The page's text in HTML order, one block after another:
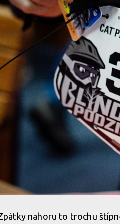
nahoru to trochu